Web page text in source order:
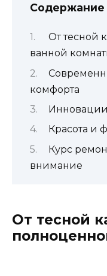
Содержание
От тесной
ванной
комфорта
Инновации
Красота и
Курс
внимание
От тесной